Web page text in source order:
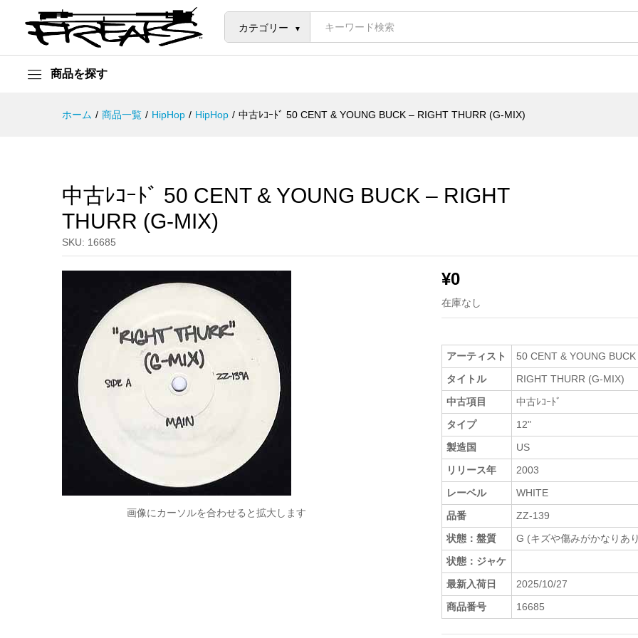
カテゴリー
商品を探す
ホーム / 商品一覧 / HipHop / HipHop / 中古ﾚｺｰﾄﾞ 50 CENT & YOUNG BUCK – RIGHT THURR (G-MIX)
中古ﾚｺｰﾄﾞ 50 CENT & YOUNG BUCK – RIGHT
THURR (G-MIX)
SKU: 16685
画像にカーソルを合わせると拡大します
¥0
在庫なし
アーティスト
50 CENT & YOUNG BUCK
タイトル
RIGHT THURR (G-MIX)
中古項目
中古ﾚｺｰﾄﾞ
タイプ
12"
製造国
US
リリース年
2003
レーベル
WHITE
品番
ZZ-139
状態：盤質
G (キズや傷みがかなりあ
状態：ジャケ
最新入荷日
2025/10/27
商品番号
16685
中古ﾚｺｰﾄﾞ 50 CENT & YOUNG BUCK - RIGHT THURR (G-MIX)
説明